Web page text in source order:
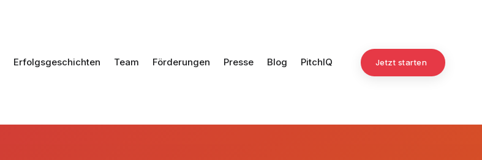
Erfolgsgeschichten Team Förderungen Presse Blog PitchIQ Jetzt starten